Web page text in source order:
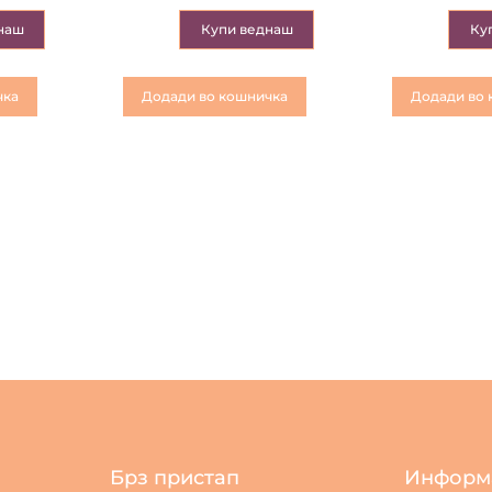
Купи веднаш
Додади во кошничка Додади во
Брз пристап